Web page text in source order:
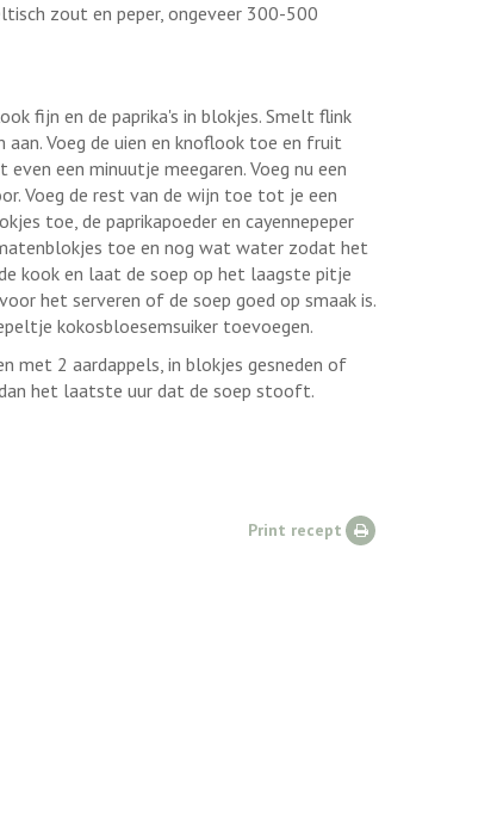
zout en peper, ongeveer 300-500
fijn en de paprika's in blokjes. Smelt flink
Voeg de uien en knoflook toe en fruit
een minuutje meegaren. Voeg nu een
Voeg de rest van de wijn toe tot je een
toe, de paprikapoeder en cayennepeper
toe en nog wat water zodat het
kook en laat de soep op het laagste pitje
het serveren of de soep goed op smaak is.
kokosbloesemsuiker toevoegen.
met 2 aardappels, in blokjes gesneden of
het laatste uur dat de soep stooft.
Print recept